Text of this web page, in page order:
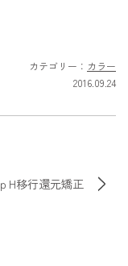
カテゴリー： カラー
2016.09.24
ｐH移行還元矯正